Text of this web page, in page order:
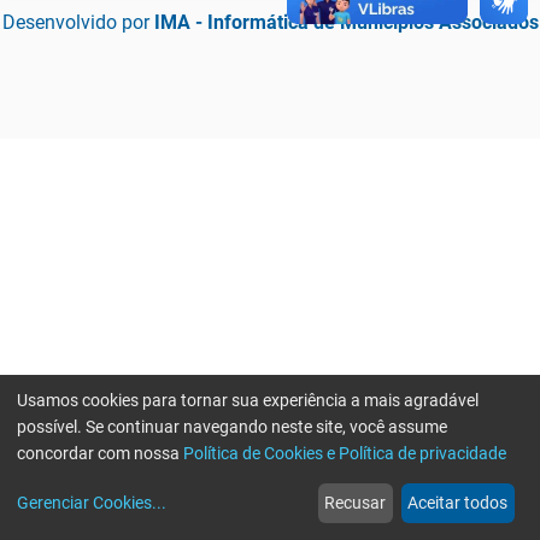
Desenvolvido por IMA - Informática de Municípios Associados
web
Notícias
more_horiz
Mais
Usamos cookies para tornar sua experiência a mais agradável
possível. Se continuar navegando neste site, você assume
concordar com nossa Política de Cookies e Política de privacidade
Gerenciar Cookies... Recusar Aceitar todos
Erro ao enviar informações, por favor tente novamente